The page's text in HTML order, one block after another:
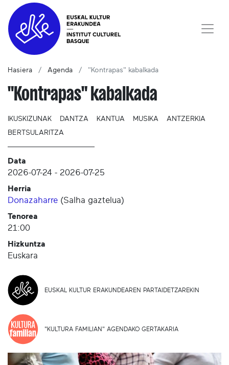
Hasiera Agenda "Kontrapas" kabalkada
"Kontrapas" kabalkada
IKUSKIZUNAK DANTZA KANTUA MUSIKA
ANTZERKIA
BERTSULARITZA
Data
2026-07-24 - 2026-07-25
Herria
Donazaharre (Salha gaztelua)
Tenorea
21:00
Hizkuntza
Euskara
EUSKAL KULTUR ERAKUNDEAREN PARTAIDETZAREKIN
"KULTURA FAMILIAN" AGENDAKO GERTAKARIA